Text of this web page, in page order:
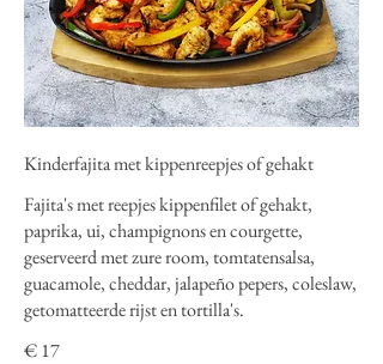
Kinderfajita met kippenreepjes of gehakt
Fajita's met reepjes kippenfilet of gehakt,
paprika, ui, champignons en courgette,
geserveerd met zure room, tomtatensalsa,
guacamole, cheddar, jalapeño pepers, coleslaw,
getomatteerde rijst en tortilla's.
€ 17